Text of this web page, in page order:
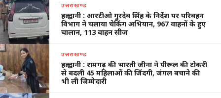
उत्तराखण्ड
हल्द्वानी : आरटीओ गुरदेव सिंह के निर्देश पर परिवहन
विभाग ने चलाया चेकिंग अभियान, 967 वाहनों के हुए
चालान, 113 वाहन सीज
उत्तराखण्ड
हल्द्वानी : रामगढ़ की भारती जीना ने पीरूल की टोकरी
से बदली 45 महिलाओं की जिंदगी, जंगल बचाने की
भी ली जिम्मेदारी